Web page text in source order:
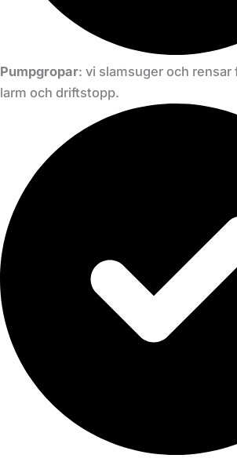
Pumpgropar: vi slamsuger och
larm och driftstopp.